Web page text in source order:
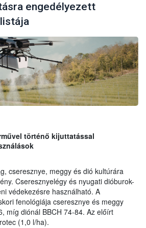
engedélyezett
történő kijuttatással
cseresznye, meggy és dió kultúrára
Cseresznyelégy és nyugati dióburok-
védekezésre használható. A
fenológiája cseresznye és meggy
míg diónál BBCH 74-84. Az előírt
(1,0 l/ha).